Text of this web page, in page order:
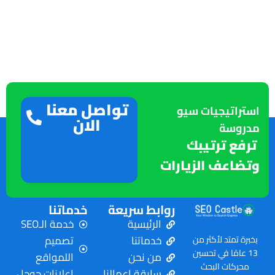
استراتيجيات سيو
مدروسة
ترفع ترتيبك
وتضاعف الزيارات
تواصل معنا
الان
بخبرة تمتد لأكثر من
13 عامًا في تحسين
محركات البحث
روابط سريعة
الرئيسية
خدماتنا
من نحن
خدماتنا
خدمة الـSEO
تصميم
اللمواقع